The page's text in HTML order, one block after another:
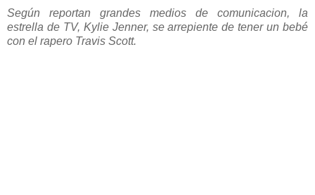
Según reportan grandes medios de comunicacion, la
estrella de TV, Kylie Jenner, se arrepiente de tener un bebé
con el rapero Travis Scott.